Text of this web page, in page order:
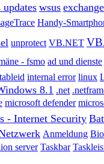
wsus exchange
Handy-
unprotect VB.NET
- fsmo ad und dienste
internal error linux
8.1 .net
microsoft defender
- Internet Security
Anmeldung
server Taskbar